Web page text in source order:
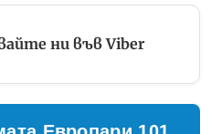
ни във Viber